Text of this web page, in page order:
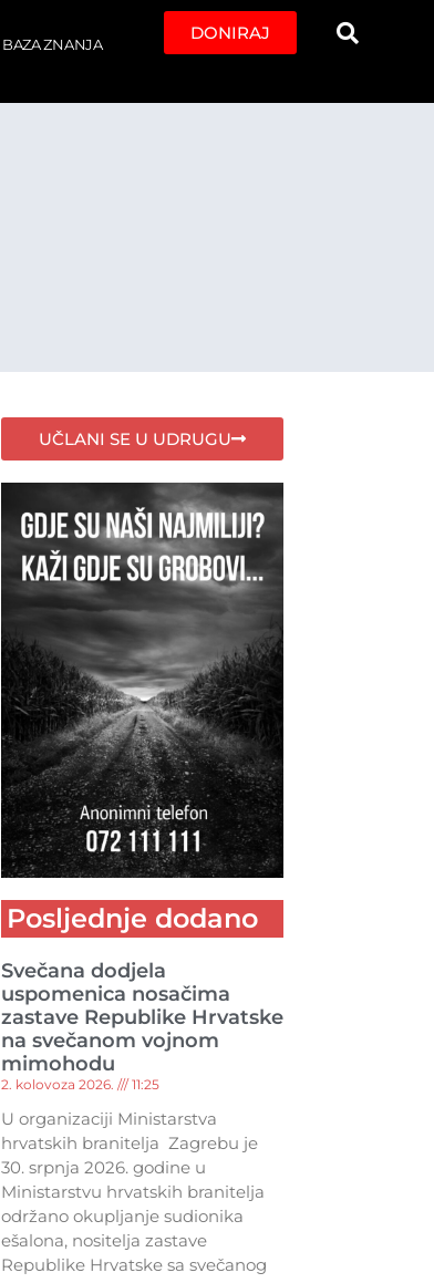
BAZA ZNANJA
DONIRAJ
UČLANI SE U UDRUGU
Posljednje dodano
Svečana dodjela
uspomenica nosačima
zastave Republike Hrvatske
na svečanom vojnom
mimohodu
2. kolovoza 2026. 11:25
U organizaciji Ministarstva
hrvatskih branitelja Zagrebu je
30. srpnja 2026. godine u
Ministarstvu hrvatskih branitelja
održano okupljanje sudionika
ešalona, nositelja zastave
Republike Hrvatske sa svečanog